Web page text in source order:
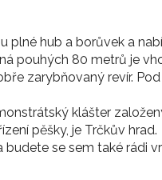
plné hub a borůvek a
pouhých 80 metrů je
zarybňovaný revír.
klášter
pěšky, je Trčkův hrad.
budete se sem také rádi